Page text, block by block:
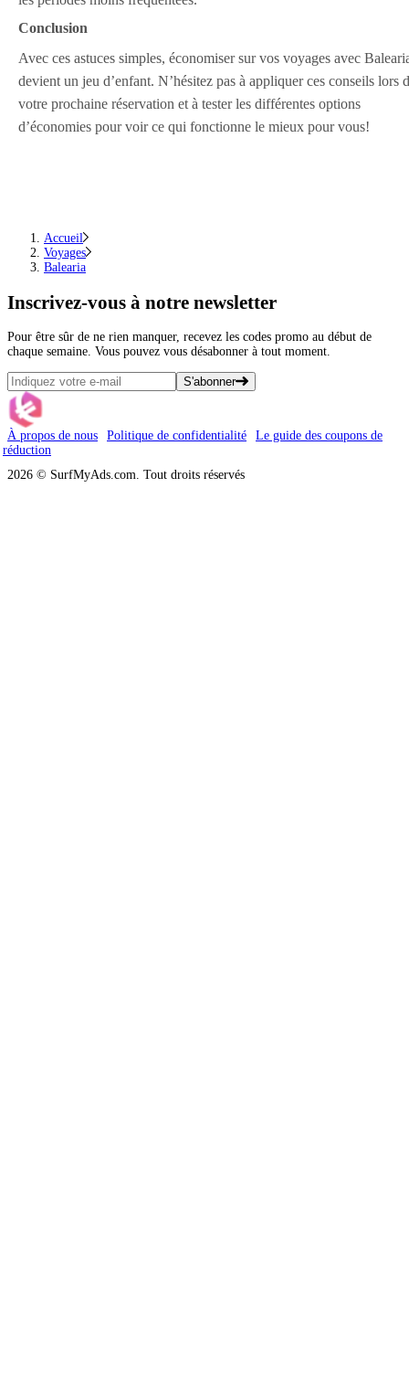
Conclusion
Avec ces astuces simples, économiser sur vos voyages avec
devient un jeu d’enfant. N’hésitez pas à appliquer ces conseils lors
votre prochaine réservation et à tester les différentes options
d’économies pour voir ce qui fonctionne le mieux pour vous!
Accueil
Voyages
Balearia
Inscrivez-vous à notre newsletter
Pour être sûr de ne rien manquer, recevez les codes promo au début de
chaque semaine. Vous pouvez vous désabonner à tout moment.
S'abonner
À propos de nous Politique de confidentialité
Le guide des coupons de
réduction
2026 © SurfMyAds.com. Tout droits réservés